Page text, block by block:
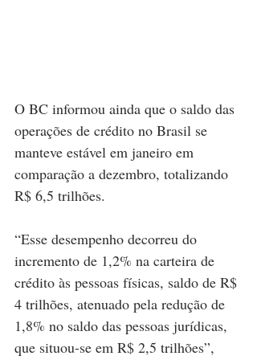
O BC informou ainda que o saldo das
operações de crédito no Brasil se
manteve estável em janeiro em
comparação a dezembro, totalizando
R$ 6,5 trilhões.
“Esse desempenho decorreu do
incremento de 1,2% na carteira de
crédito às pessoas físicas, saldo de R$
4 trilhões, atenuado pela redução de
1,8% no saldo das pessoas jurídicas,
que situou-se em R$ 2,5 trilhões”,